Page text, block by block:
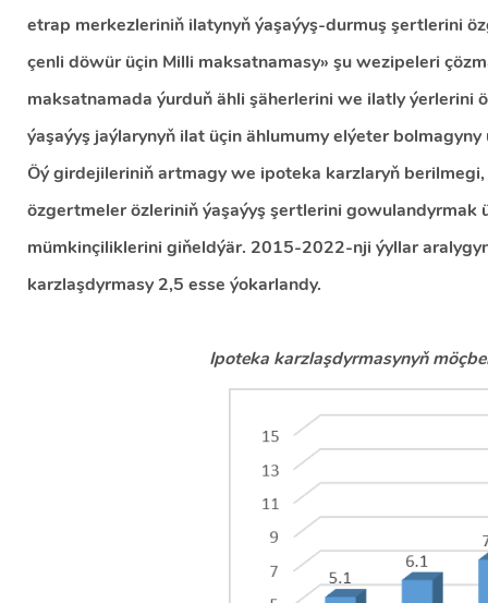
etrap merkezleriniň ilatynyň ýaşaýyş-durmuş şertlerini
çenli döwür üçin Milli maksatnamasy» şu wezipeleri
maksatnamada ýurduň ähli şäherlerini we ilatly ýerlerini
ýaşaýyş jaýlarynyň ilat üçin ählumumy elýeter
Öý girdejileriniň artmagy we ipoteka karzlaryň
özgertmeler özleriniň ýaşaýyş şertlerini gowulandyrmak
mümkinçiliklerini giňeldýär. 2015-2022-nji ýyllar
karzlaşdyrmasy 2,5 esse ýokarlandy.
Ipoteka karzlaşdyrmasynyň